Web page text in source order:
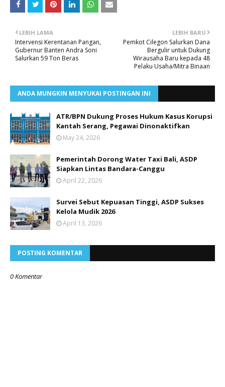
LEBIH BARU
Pemkot Cilegon Salurkan Dana
Bergulir untuk Dukung
Wirausaha Baru kepada 48
Pelaku Usaha/Mitra Binaan
LEBIH LAMA
Intervensi Kerentanan Pangan,
Gubernur Banten Andra Soni
Salurkan 59 Ton Beras
ANDA MUNGKIN MENYUKAI POSTINGAN INI
ATR/BPN Dukung Proses Hukum Kasus Korupsi
Kantah Serang, Pegawai Dinonaktifkan
May 24, 2026
Pemerintah Dorong Water Taxi Bali, ASDP
Siapkan Lintas Bandara-Canggu
April 22, 2026
Survei Sebut Kepuasan Tinggi, ASDP Sukses
Kelola Mudik 2026
April 13, 2026
POSTING KOMENTAR
0 Komentar